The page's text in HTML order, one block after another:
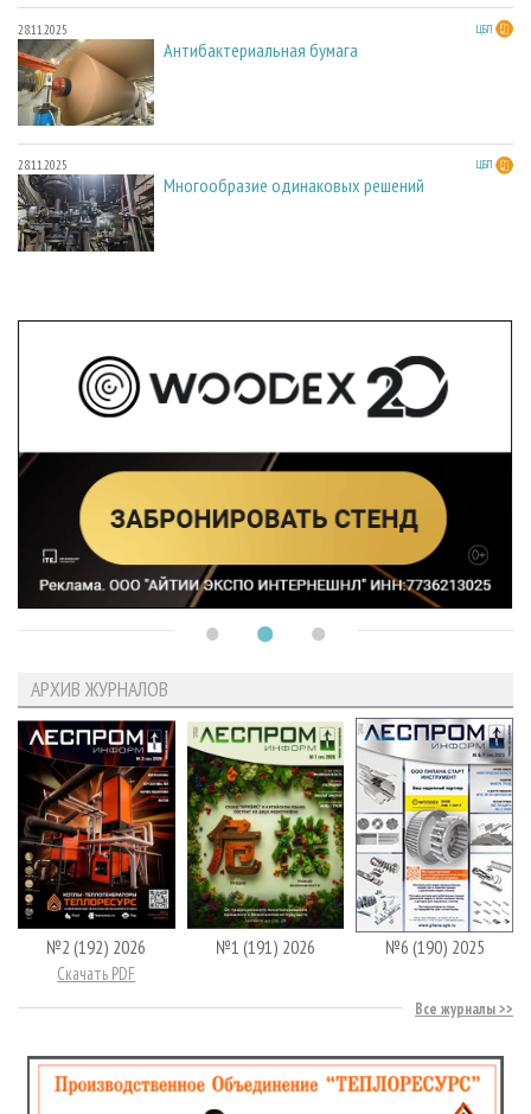
28.11.2025 ЦБП
Антибактериальная бумага
28.11.2025 ЦБП
Многообразие одинаковых решений
АРХИВ ЖУРНАЛОВ
№2 (192) 2026
Скачать PDF
№1 (191) 2026 №6 (190) 2025
Все журналы